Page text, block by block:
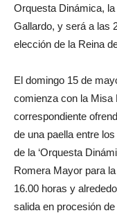
Orquesta Dinámica,
Gallardo, y será a las
elección de la Reina
El domingo 15 de
comienza con la Misa
correspondiente
de una paella entre
de la ‘Orquesta
Romera Mayor para
16.00 horas y
salida en procesión